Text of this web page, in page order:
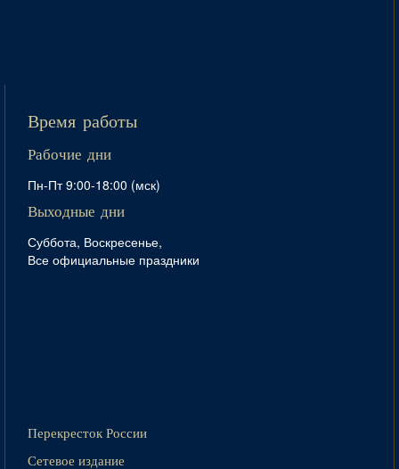
Время работы
Рабочие дни
Пн-Пт 9:00-18:00 (мск)
Выходные дни
Суббота, Воскресенье,
Все официальные праздники
Перекресток России
Сетевое издание